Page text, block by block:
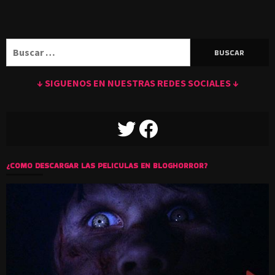
↓ SIGUENOS EN NUESTRAS REDES SOCIALES ↓
TWITTERFACEBOOK
¿COMO DESCARGAR LAS PELICULAS EN BLOGHORROR?